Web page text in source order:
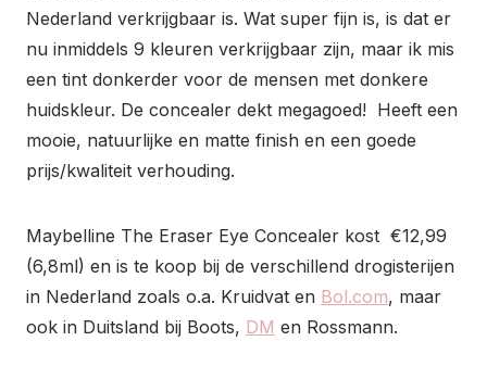
Nederland verkrijgbaar is. Wat super fijn is, is dat er
nu inmiddels 9 kleuren verkrijgbaar zijn, maar ik mis
een tint donkerder voor de mensen met donkere
huidskleur. De concealer dekt megagoed! Heeft een
mooie, natuurlijke en matte finish en een goede
prijs/kwaliteit verhouding.
Maybelline The Eraser Eye Concealer kost €12,99
(6,8ml) en is te koop bij de verschillend drogisterijen
in Nederland zoals o.a. Kruidvat en Bol.com, maar
ook in Duitsland bij Boots, DM en Rossmann.